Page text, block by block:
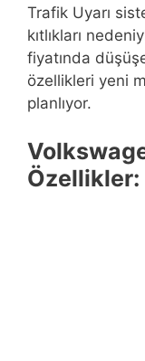
Trafik Uyarı
kıtlıkları
fiyatında
özellikleri yeni
planlıyor.
Özellikler: